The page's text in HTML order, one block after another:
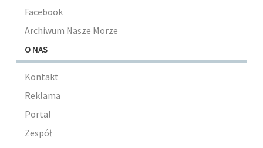
Facebook
Archiwum Nasze Morze
O NAS
Kontakt
Reklama
Portal
Zespół